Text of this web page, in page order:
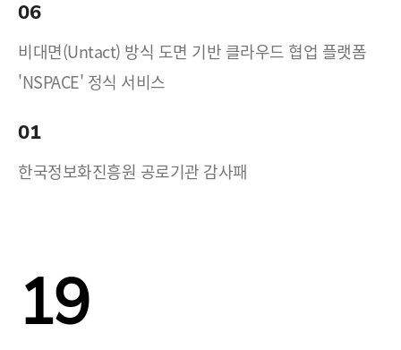
06
비대면(Untact) 방식 도면 기반 클라우드 협업 플랫폼
'NSPACE' 정식 서비스
01
한국정보화진흥원 공로기관 감사패
19